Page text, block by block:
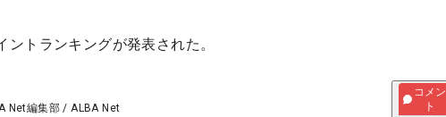
トランキングが発表された。
Net編集部 /ALBA Net
コメン
ト